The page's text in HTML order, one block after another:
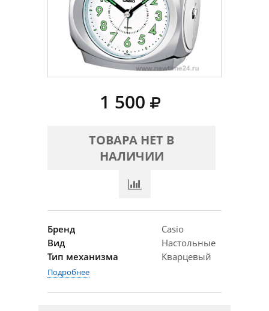
1 500
ТОВАРА НЕТ В
НАЛИЧИИ
Бренд
Casio
Вид
Настольные
Тип механизма
Кварцевый
Подробнее